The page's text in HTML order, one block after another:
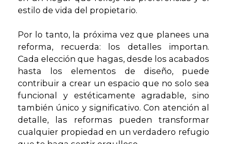
estilo de vida del propietario.
Por lo tanto, la próxima vez que planees una
reforma, recuerda: los detalles importan.
Cada elección que hagas, desde los acabados
hasta los elementos de diseño, puede
contribuir a crear un espacio que no solo sea
funcional y estéticamente agradable, sino
también único y significativo. Con atención al
detalle, las reformas pueden transformar
cualquier propiedad en un verdadero refugio